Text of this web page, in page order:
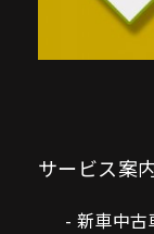
サービス案
新車中古